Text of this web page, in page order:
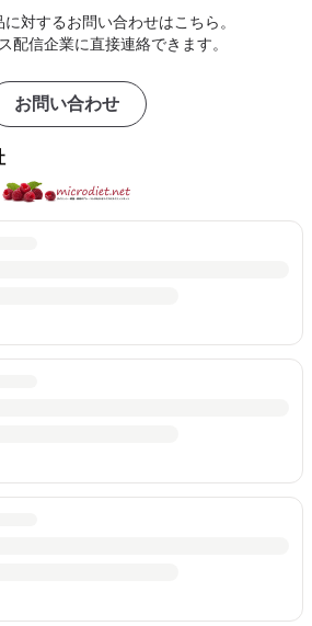
対するお問い合わせはこちら。
配信企業に直接連絡できます。
お問い合わせ